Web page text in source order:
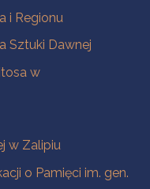
i Regionu
Sztuki Dawnej
w
w Zalipiu
o Pamięci im. gen.